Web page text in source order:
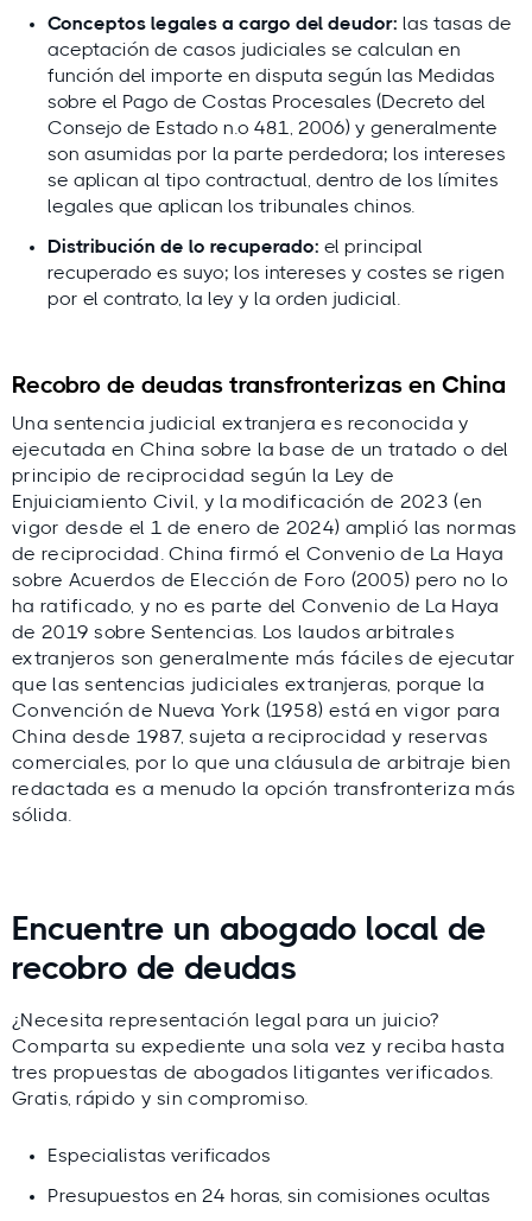
Conceptos legales a cargo del deudor: las tasas de
aceptación de casos judiciales se calculan en
función del importe en disputa según las Medidas
sobre el Pago de Costas Procesales (Decreto del
Consejo de Estado n.º 481, 2006) y generalmente
son asumidas por la parte perdedora; los intereses
se aplican al tipo contractual, dentro de los límites
legales que aplican los tribunales chinos.
Distribución de lo recuperado: el principal
recuperado es suyo; los intereses y costes se rigen
por el contrato, la ley y la orden judicial.
Recobro de deudas transfronterizas en China
Una sentencia judicial extranjera es reconocida y
ejecutada en China sobre la base de un tratado o del
principio de reciprocidad según la Ley de
Enjuiciamiento Civil, y la modificación de 2023 (en
vigor desde el 1 de enero de 2024) amplió las normas
de reciprocidad. China firmó el Convenio de La Haya
sobre Acuerdos de Elección de Foro (2005) pero no lo
ha ratificado, y no es parte del Convenio de La Haya
de 2019 sobre Sentencias. Los laudos arbitrales
extranjeros son generalmente más fáciles de ejecutar
que las sentencias judiciales extranjeras, porque la
Convención de Nueva York (1958) está en vigor para
China desde 1987, sujeta a reciprocidad y reservas
comerciales, por lo que una cláusula de arbitraje bien
redactada es a menudo la opción transfronteriza más
sólida.
Encuentre un abogado local de
recobro de deudas
¿Necesita representación legal para un juicio?
Comparta su expediente una sola vez y reciba hasta
tres propuestas de abogados litigantes verificados.
Gratis, rápido y sin compromiso.
Especialistas verificados
Presupuestos en 24 horas, sin comisiones ocultas